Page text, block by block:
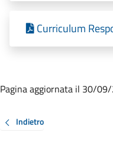
Curriculum
Pagina aggiornata il 30/
Indietro